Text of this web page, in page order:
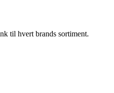
til hvert brands sortiment.